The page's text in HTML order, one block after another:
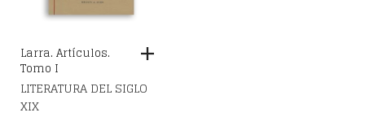
Larra. Artículos.
Tomo I
LITERATURA DEL SIGLO
XIX